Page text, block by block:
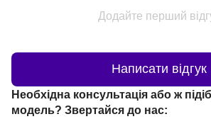
Додайте перший
Написати відгук
Необхідна консультація або ж
модель? Звертайся до нас: